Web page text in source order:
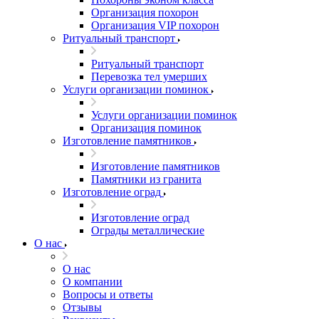
Организация похорон
Организация VIP похорон
Ритуальный транспорт
Ритуальный транспорт
Перевозка тел умерших
Услуги организации поминок
Услуги организации поминок
Организация поминок
Изготовление памятников
Изготовление памятников
Памятники из гранита
Изготовление оград
Изготовление оград
Ограды металлические
О нас
О нас
О компании
Вопросы и ответы
Отзывы